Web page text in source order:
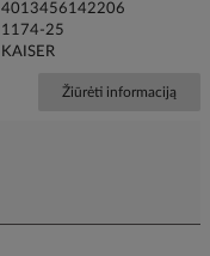
4013456142206
1174-25
KAISER
Žiūrėti informaciją